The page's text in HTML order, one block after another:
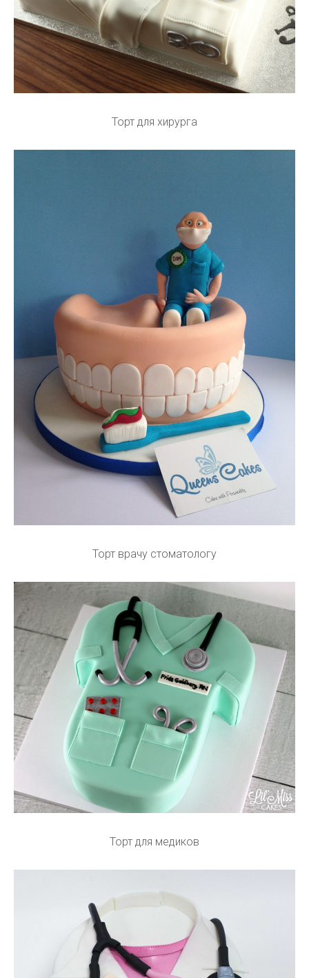
Торт для хирурга
Торт врачу стоматологу
Торт для медиков